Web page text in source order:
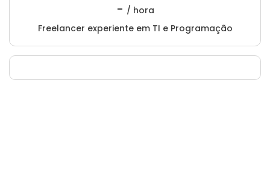
- / hora
Freelancer experiente em TI e Programação